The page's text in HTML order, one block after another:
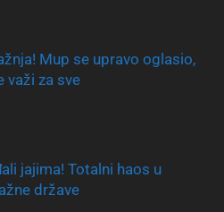
Mup se upravo oglasio,
važi za sve
jajima! Totalni haos u
države